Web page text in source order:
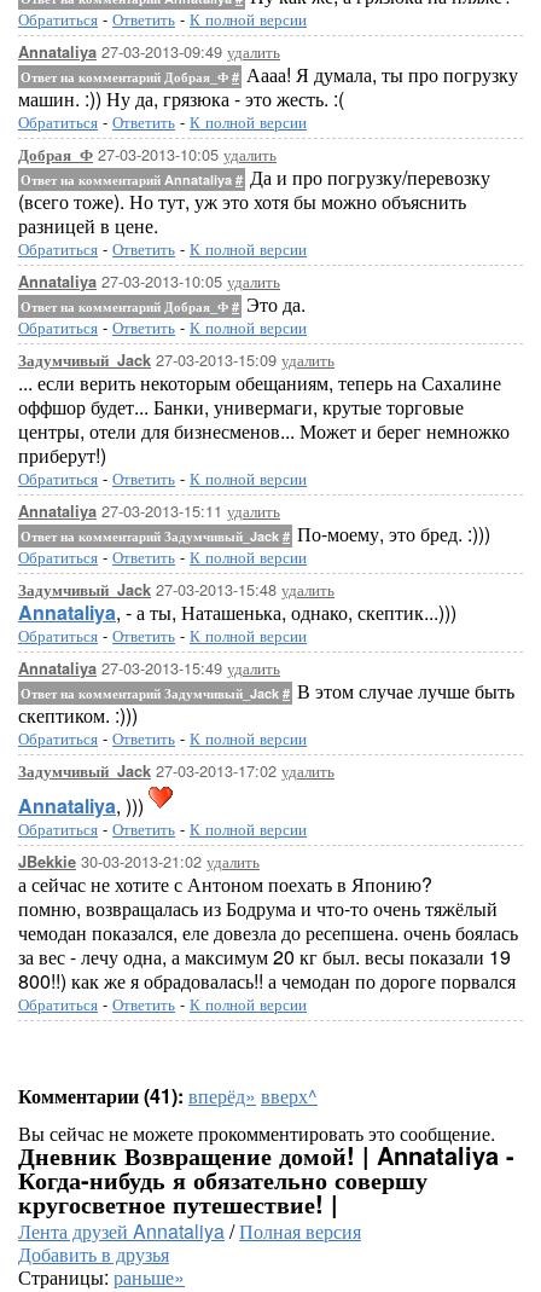
Обратиться - Ответить - К полной версии
Annataliya 27-03-2013-09:49 удалить
Ответ на комментарий Добрая_Ф # Аааа! Я думала, ты про погрузку
машин. :)) Ну да, грязюка - это жесть. :(
Обратиться - Ответить - К полной версии
Добрая_Ф 27-03-2013-10:05 удалить
Ответ на комментарий Annataliya # Да и про погрузку/перевозку
(всего тоже). Но тут, уж это хотя бы можно объяснить
разницей в цене.
Обратиться - Ответить - К полной версии
Annataliya 27-03-2013-10:05 удалить
Ответ на комментарий Добрая_Ф # Это да.
Обратиться - Ответить - К полной версии
Задумчивый_Jack 27-03-2013-15:09 удалить
... если верить некоторым обещаниям, теперь на Сахалине
оффшор будет... Банки, универмаги, крутые торговые
центры, отели для бизнесменов... Может и берег немножко
приберут!)
Обратиться - Ответить - К полной версии
Annataliya 27-03-2013-15:11 удалить
Ответ на комментарий Задумчивый_Jack # По-моему, это бред. :)))
Обратиться - Ответить - К полной версии
Задумчивый_Jack 27-03-2013-15:48 удалить
Annataliya, - а ты, Наташенька, однако, скептик...)))
Обратиться - Ответить - К полной версии
Annataliya 27-03-2013-15:49 удалить
Ответ на комментарий Задумчивый_Jack # В этом случае лучше быть
скептиком. :)))
Обратиться - Ответить - К полной версии
Задумчивый_Jack 27-03-2013-17:02 удалить
Annataliya, )))
Обратиться - Ответить - К полной версии
JBekkie 30-03-2013-21:02 удалить
а сейчас не хотите с Антоном поехать в Японию?
помню, возвращалась из Бодрума и что-то очень тяжёлый
чемодан показался, еле довезла до ресепшена. очень боялась
за вес - лечу одна, а максимум 20 кг был. весы показали 19
800!!) как же я обрадовалась!! а чемодан по дороге порвался
Обратиться - Ответить - К полной версии
Комментарии (41): вперёд» вверх^
Вы сейчас не можете прокомментировать это сообщение.
Дневник Возвращение домой! | Annataliya -
Когда-нибудь я обязательно совершу
кругосветное путешествие! |
Лента друзей Annataliya/Полная версия
Добавить в друзья
Страницы: раньше»